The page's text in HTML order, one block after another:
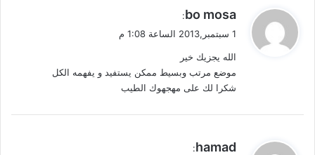
ي
ل
bo mosa
:
1 سبتمبر,2013 الساعة 1:08 م
الله يجزيك خير
موضع مرتب وبسيط ممكن يستفيد و يفهمه الكل
شكرا لك على مهجهوك الطيب
يhamad
: